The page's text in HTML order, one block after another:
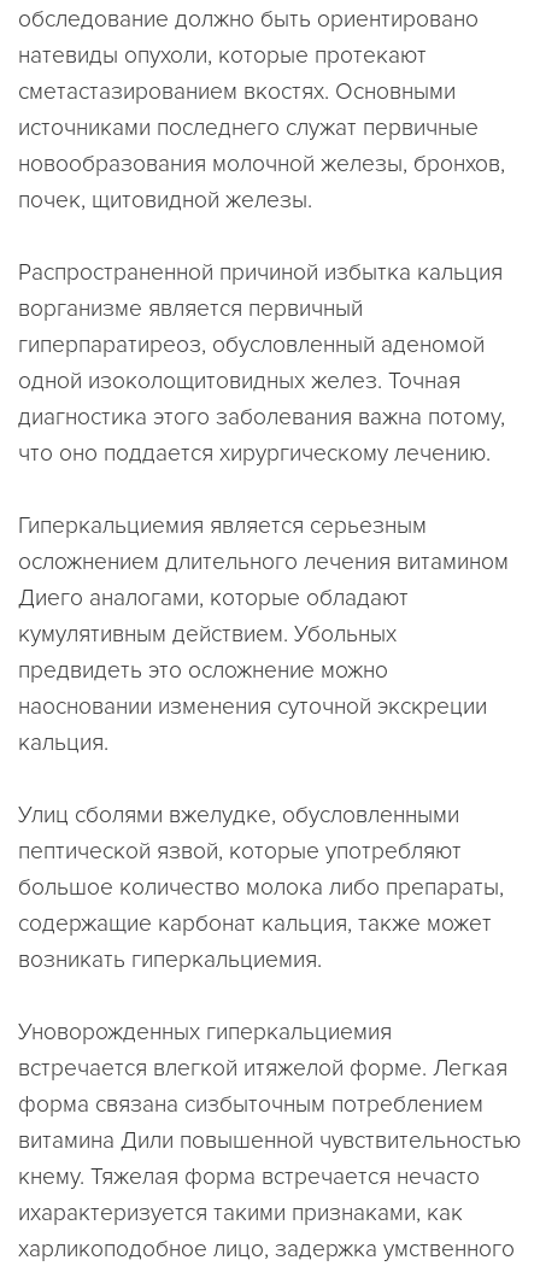
обследование должно быть ориентировано
натевиды опухоли, которые протекают
сметастазированием вкостях. Основными
источниками последнего служат первичные
новообразования молочной железы, бронхов,
почек, щитовидной железы.
Распространенной причиной избытка кальция
ворганизме является первичный
гиперпаратиреоз, обусловленный аденомой
одной изоколощитовидных желез. Точная
диагностика этого заболевания важна потому,
что оно поддается хирургическому лечению.
Гиперкальциемия является серьезным
осложнением длительного лечения витамином
Диего аналогами, которые обладают
кумулятивным действием. Убольных
предвидеть это осложнение можно
наосновании изменения суточной экскреции
кальция.
Улиц сболями вжелудке, обусловленными
пептической язвой, которые употребляют
большое количество молока либо препараты,
содержащие карбонат кальция, также может
возникать гиперкальциемия.
Уноворожденных гиперкальциемия
встречается влегкой итяжелой форме. Легкая
форма связана сизбыточным потреблением
витамина Дили повышенной чувствительностью
кнему. Тяжелая форма встречается нечасто
ихарактеризуется такими признаками, как
харликоподобное лицо, задержка умственного